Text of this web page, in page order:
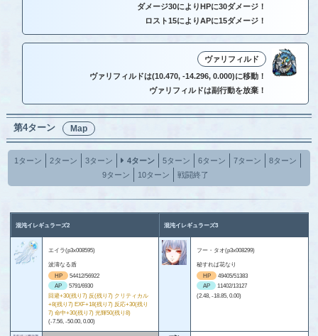
ダメージ30によりHPに30ダメージ！
ロスト15によりAPに15ダメージ！
ヴァリフィルド
ヴァリフィルドは(10.470, -14.296, 0.000)に移動！
ヴァリフィルドは副行動を放棄！
第4ターン Map
1ターン 2ターン 3ターン 4ターン 5ターン 6ターン 7ターン
8ターン
9ターン
10ターン 戦闘終了
混沌イレギュラーズ2 混沌イレギュラーズ3
エイラ(p3x008595)
波濤なる盾
HP
54412/56922
AP
5791/6930
回避+30(残り7) 反(残り7) クリティカル
+8(残り7) EXF+18(残り7) 反応+30(残り
7) 命中+30(残り7) 光輝50(残り8)
(-7.56, -50.00, 0.00)
フー・タオ(p3x008299)
秘すれば花なり
HP
49405/51383
AP
11402/13127
(2.48, -18.85, 0.00)